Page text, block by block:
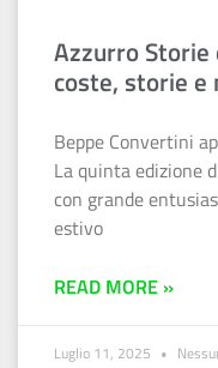
Azzurro
coste, storie e
Beppe Convertini
La quinta edizione
con grande
estivo
READ MORE »
Luglio 11, 2025